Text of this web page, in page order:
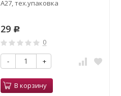
A27, тех.упаковка
29 Р
0
- +
В корзину